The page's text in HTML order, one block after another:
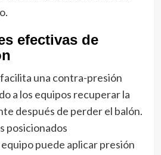
efectivas de
una contra-presión
a los equipos recuperar la
después de perder el balón.
posicionados
puede aplicar presión